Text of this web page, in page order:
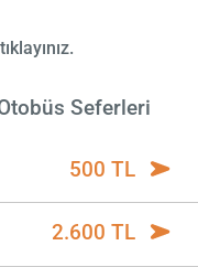
Seferleri
500 TL
2.600 TL